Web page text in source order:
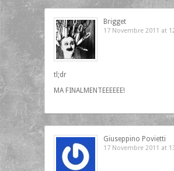
Brigget
17 Novembre 2011 at
tl;dr
MA FINALMENTEEEEEE!
Giuseppino Povietti
17 Novembre 2011 at